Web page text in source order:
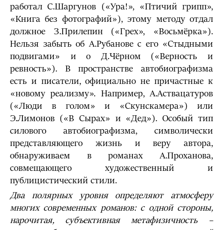
работал С.Шаргунов («Ура!», «Птичий грипп»,
«Книга без фотографий»), этому методу отдал
должное З.Прилепин («Грех», «Восьмёрка»).
Нельзя забыть об А.Рубанове с его «Стыдными
подвигами» и о Д.Чёрном («Верность и
ревность»). В пространстве автобиографизма
есть и писатели, официально не причастные к
«новому реализму». Например, А.Аствацатуров
(«Люди в голом» и «Скунскамера») или
Э.Лимонов («В Сырах» и «Дед»). Особый тип
силового автобиографизма, символически
представляющего жизнь и веру автора,
обнаруживаем в романах А.Проханова,
совмещающего художественный и
публицистический стили.
Два полярных уровня определяют атмосферу
многих современных романов: с одной стороны,
нарочитая, субъективная метафизичность –